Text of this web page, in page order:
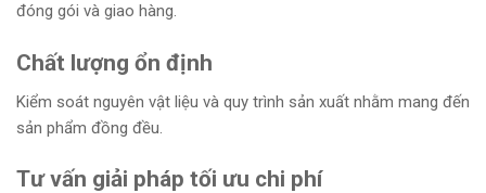
đóng gói và giao hàng.
Chất lượng ổn định
Kiểm soát nguyên vật liệu và quy trình sản xuất nhằm mang đến
sản phẩm đồng đều.
Tư vấn giải pháp tối ưu chi phí